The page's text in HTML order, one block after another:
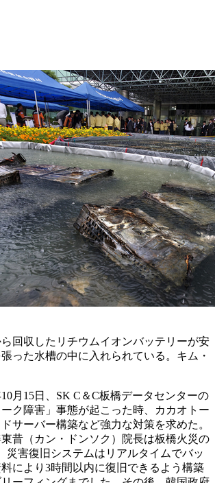
回収したリチウムイオンバッテリーが安
った水槽の中に入れられている。キム・
月15日、SK C＆C板橋データセンターの
ク障害」事態が起こった時、カカオトー
サーバー構築など強力な対策を求めた。
昔（カン・ドンソク）院長は板橋火災の
災害復旧システムはリアルタイムでバッ
により3時間以内に復旧できるよう構築